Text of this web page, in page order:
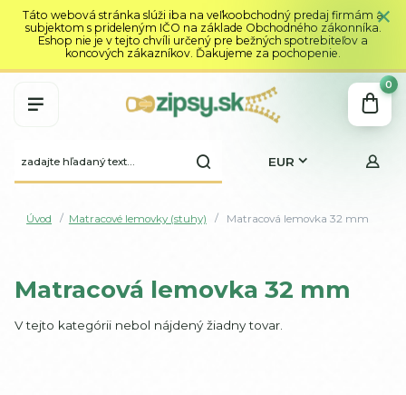
Táto webová stránka slúži iba na veľkoobchodný predaj firmám a
subjektom s prideleným IČO na základe Obchodného zákonníka.
Eshop nie je v tejto chvíli určený pre bežných spotrebiteľov a
koncových zákazníkov. Ďakujeme za pochopenie.
EUR
0
Úvod Matracové lemovky (stuhy) Matracová lemovka 32 mm
Matracová lemovka 32 mm
V tejto kategórii nebol nájdený žiadny tovar.